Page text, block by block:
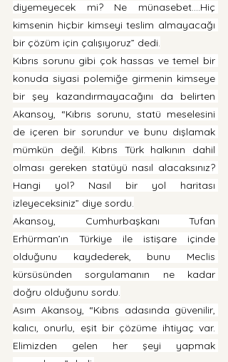
diyemeyecek mi? Ne münasebet….Hiç
kimsenin hiçbir kimseyi teslim almayacağı
bir çözüm için çalışıyoruz” dedi.
Kıbrıs sorunu gibi çok hassas ve temel bir
konuda siyasi polemiğe girmenin kimseye
bir şey kazandırmayacağını da belirten
Akansoy, “Kıbrıs sorunu, statü meselesini
de içeren bir sorundur ve bunu dışlamak
mümkün değil. Kıbrıs Türk halkının dahil
olması gereken statüyü nasıl alacaksınız?
Hangi yol? Nasıl bir yol haritası
izleyeceksiniz” diye sordu.
Akansoy, Cumhurbaşkanı Tufan
Erhürman’ın Türkiye ile istişare içinde
olduğunu kaydederek, bunu Meclis
kürsüsünden sorgulamanın ne kadar
doğru olduğunu sordu.
Asım Akansoy, “Kıbrıs adasında güvenilir,
kalıcı, onurlu, eşit bir çözüme ihtiyaç var.
Elimizden gelen her şeyi yapmak